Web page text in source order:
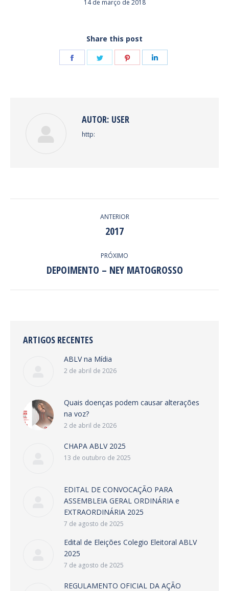
14 de março de 2018
Share this post
Share
Share
Share
AUTOR: USER
http:
ANTERIOR
Post
2017
PRÓXIMO
Próximo
DEPOIMENTO – NEY MATOGROSSO
ARTIGOS RECENTES
ABLV na Mídia
2 de abril de 2026
Quais doenças podem causar alterações
na voz?
2 de abril de 2026
CHAPA ABLV 2025
13 de outubro de 2025
EDITAL DE CONVOCAÇÃO PARA
ASSEMBLEIA GERAL ORDINÁRIA e
EXTRAORDINÁRIA 2025
7 de agosto de 2025
Edital de Eleições Colegio Eleitoral ABLV
2025
7 de agosto de 2025
REGULAMENTO OFICIAL DA AÇÃO